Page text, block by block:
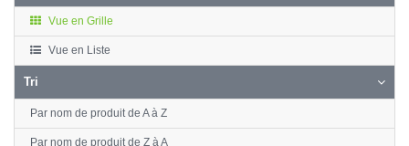
Vue en Grille
Vue en Liste
Tri
Par nom de produit de A à Z
Par nom de produit de Z à A